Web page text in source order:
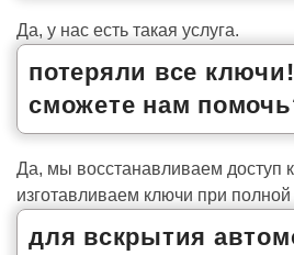
Да, у нас есть такая услуга.
потеряли все
сможете нам
Да, мы восстанавливаем доступ
изготавливаем ключи при полной
для вскрытия